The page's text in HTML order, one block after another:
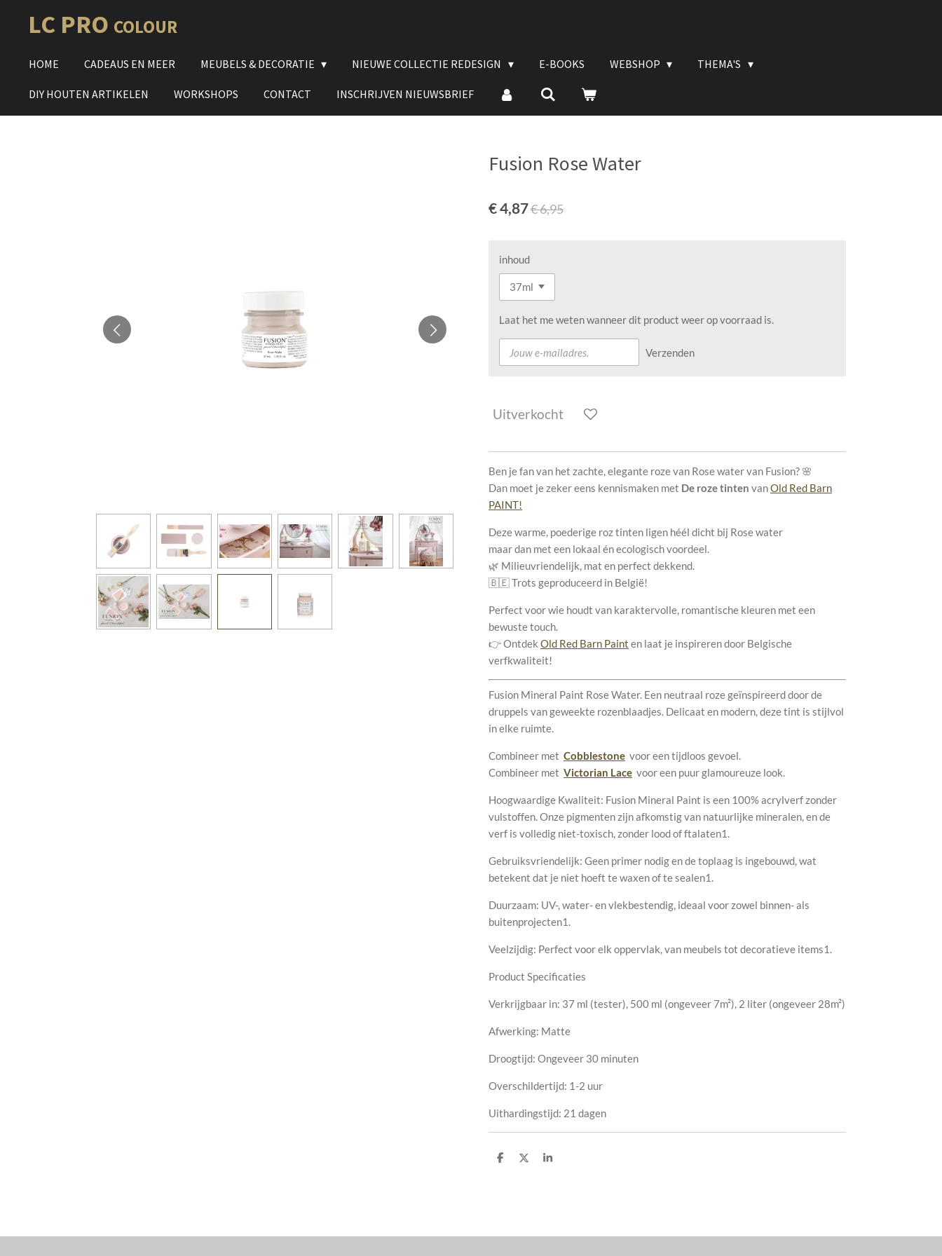
directLC PRO COLOUR
HOME CADEAUS EN MEER MEUBELS & DECORATIE NIEUWE COLLECTIE REDESIGN E-BOOKS WEBSHOP THEMA'S
DIY HOUTEN ARTIKELEN WORKSHOPS CONTACT INSCHRIJVEN NIEUWSBRIEF
Fusion Rose Water
€ 4,87€ 6,95
inhoud
Laat het me weten wanneer dit product weer op voorraad is.
Verzenden
Uitverkocht
Ben je fan van het zachte, elegante roze van Rose water van Fusion? 🌸
Dan moet je zeker eens kennismaken met De roze tinten vanOld Red Barn
PAINT!
Deze warme, poederige roz tinten ligen héél dicht bij Rose water
maar dan met een lokaal én ecologisch voordeel.
🌿 Milieuvriendelijk, mat en perfect dekkend.
🇧🇪 Trots geproduceerd in België!
Perfect voor wie houdt van karaktervolle, romantische kleuren met een
bewuste touch.
👉 Ontdek Old Red Barn Paint en laat je inspireren door Belgische
verfkwaliteit!
Fusion Mineral Paint Rose Water. Een neutraal roze geïnspireerd door de
druppels van geweekte rozenblaadjes. Delicaat en modern, deze tint is stijlvol
in elke ruimte.
Combineer met Cobblestone voor een tijdloos gevoel.
Combineer met Victorian Lace voor een puur glamoureuze look.
Hoogwaardige Kwaliteit: Fusion Mineral Paint is een 100% acrylverf zonder
vulstoffen. Onze pigmenten zijn afkomstig van natuurlijke mineralen, en de
verf is volledig niet-toxisch, zonder lood of ftalaten1.
Gebruiksvriendelijk: Geen primer nodig en de toplaag is ingebouwd, wat
betekent dat je niet hoeft te waxen of te sealen1.
Duurzaam: UV-, water- en vlekbestendig, ideaal voor zowel binnen- als
buitenprojecten1.
Veelzijdig: Perfect voor elk oppervlak, van meubels tot decoratieve items1.
Product Specificaties
Verkrijgbaar in: 37 ml (tester), 500 ml (ongeveer 7m²), 2 liter (ongeveer 28m²)
Afwerking: Matte
Droogtijd: Ongeveer 30 minuten
Overschildertijd: 1-2 uur
Uithardingstijd: 21 dagen
D
D
S